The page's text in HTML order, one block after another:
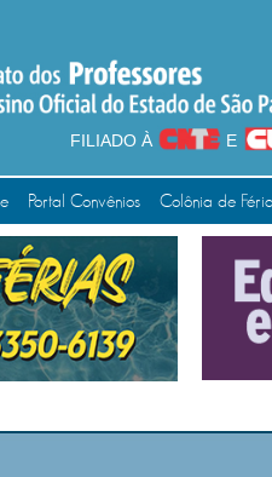
FILIADO À E
Portal Convênios Colônia de